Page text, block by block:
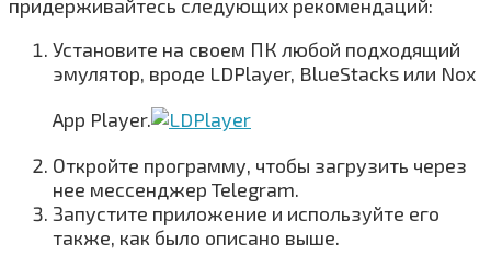
придерживайтесь следующих рекомендаций:
Установите на своем ПК любой подходящий
эмулятор, вроде LDPlayer, BlueStacks или Nox
App Player.
Откройте программу, чтобы загрузить через
нее мессенджер Telegram.
Запустите приложение и используйте его
также, как было описано выше.